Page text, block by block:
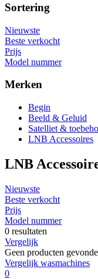
Sortering
Nieuwste
Beste verkocht
Prijs
Model nummer
Merken
Begin
Beeld & Geluid
Satelliet &
LNB Accessoires
LNB
Nieuwste
Beste verkocht
Prijs
Model nummer
0 resultaten
Vergelijk
Geen producten
Vergelijk wasmachines
0